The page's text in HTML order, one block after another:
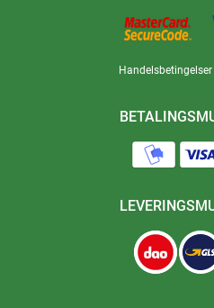
Handelsbetingelser